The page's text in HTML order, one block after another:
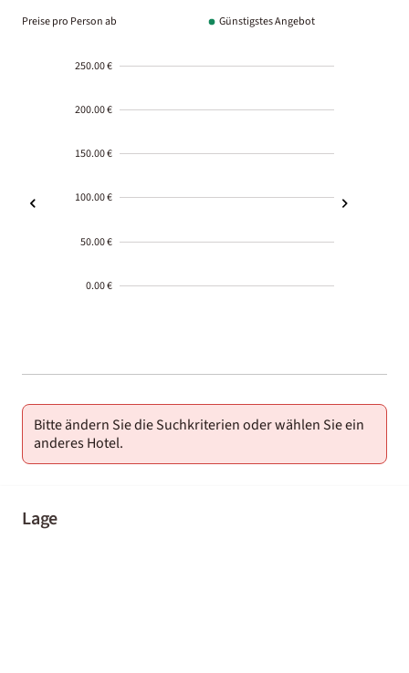
Preise pro Person ab Günstigstes Angebot
250.00 €
200.00 €
150.00 €
100.00 €
50.00 €
0.00 €
01-02
Bitte ändern Sie die Suchkriterien oder wählen Sie ein
anderes Hotel.
Lage